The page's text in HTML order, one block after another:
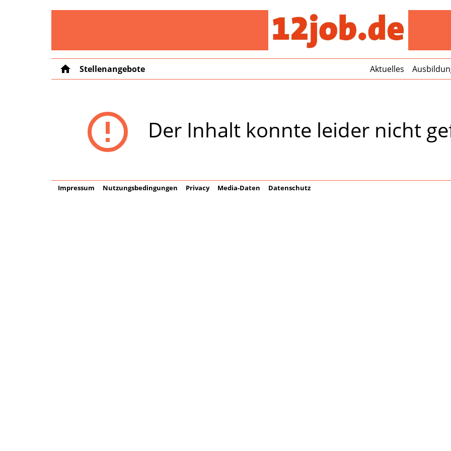
home Stellenangebote Aktuelles
error_outline Der Inhalt konnte leider nicht
Impressum Nutzungsbedingungen Privacy Media-Daten Datenschutz